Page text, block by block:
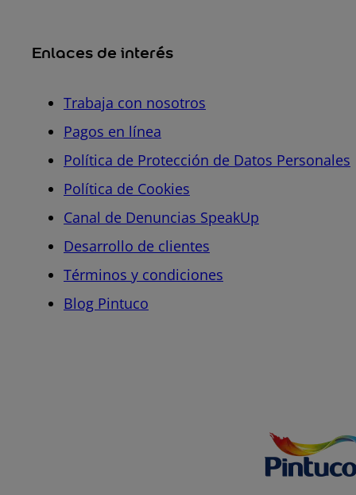
Enlaces de interés
Trabaja con nosotros
Pagos en línea
Política de Protección de Datos Personales
Política de Cookies
Canal de Denuncias SpeakUp
Desarrollo de clientes
Términos y condiciones
Blog Pintuco